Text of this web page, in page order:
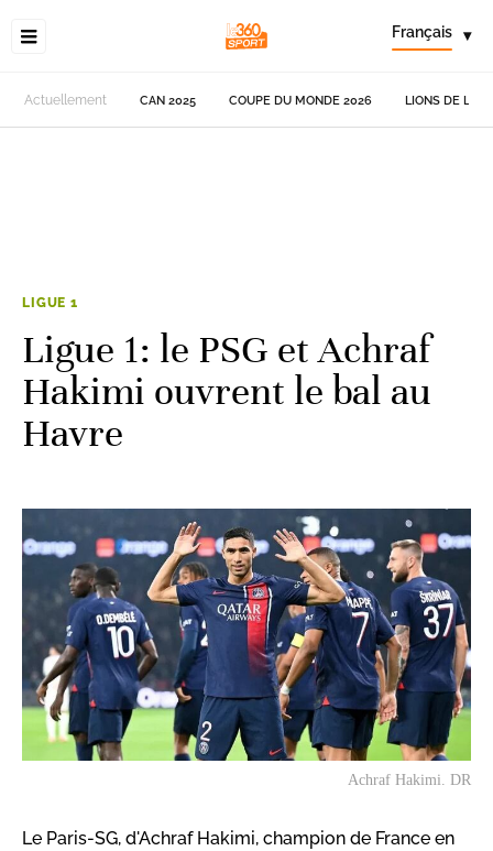
Français ▾
Actuellement CAN 2025 COUPE DU MONDE 2026 LIONS DE
LIGUE 1
Ligue 1: le PSG et Achraf
Hakimi ouvrent le bal au
Havre
Achraf Hakimi. DR
Le Paris-SG, d'Achraf Hakimi, champion de France en